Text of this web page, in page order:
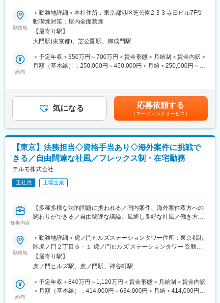
徹底。メリハリのある職場環境づくりを推進
■当社について：
現千円札にも描かれている「北里柴三郎」が発起人となり、1921
体温計製造からスタートし、今では5万点以上の製品を160以上の
国と地域に展開している総合医療機器メーカーです。「医療を通
77％、世界160の国と地域に展開するグローバル総合医療機器メ
ーカーへと成長しました。2022年度からの5か年成長戦略
「GS26」では、「デバイスからソリューションへ」という中長期
ビジョンを掲げ、医療課題への革新的かつ包括的なソリューショ
ンを提供することで、社会価値の創造に貢献し企業価値の最大化
を目指します
変更の範囲：会社の定める業務
提供◆◇
■業務概要：
当社の市場営業部にて、診療所、美容院、機能性食品チャネル、
ECプラットフォームなどの潜在顧客を探索・開拓をお任せしま
す。
既存顧客を定期的に訪問し、長期的な協力関係を維持するととも
■業務詳細：
＜製品プロモーションおよび営業実行＞
当社の再生医療製品、生物製剤、アンチエイジング製品および長
販売プロセスを実行します。
＜市場情報の収集＞
競合製品、価格変動、顧客フィードバック、同種製品や社内チー
ムからの市場動向を調査します。
上司を補佐し、営業戦略、商品構成、販促企画の最適化を支援し
ます。
＜営業データ管理＞
個人の営業進捗を管理し、CRMシステム、営業日報、月報を定期
的に記入します。
アフターサービス、請求処理、入金確認などの基本業務を補助し
＜展示会およびプロモーション活動＞
業界展示会、学会、顧客体験イベントなどの現場プロモーション
活動に参加します。
地域の市場活動、診療所・健康サロン・美容サロンとの共同プロ
■キャリアパス：
勤務地
＜勤務地詳細＞本社住所：東京都港区芝公園2-3-3 寺田ビル7F受
動喫煙対策：屋内全面禁煙
【最寄り駅】
大門駅(東京都)、芝公園駅、御成門駅
給与
＜予定年収＞350万円～700万円＜賃金形態＞月給制＜賃金内訳＞
月額（基本給）：250,000円～450,000円＜月給＞250,000円～
賃金はあくまでも目安の金額であり、選考を通じて上下する可能
性があります。月給(月額)は固定手当を含めた表記です。
気になる 応募依頼する
（エージェントサービス）
【東京】法務担当◇資格手当あり◇海外案件に挑戦で
きる／自由闊達な社風／フレックス制・在宅勤務
テルモ株式会社
正社員 上場企業
仕事内容
【多種多様な法的問題に携われる／国内案件、海外案件双方への
関わりができる／自由闊達な議論、風通し良好な社風／働き方◎
■業務概要：
・企業買収、資本出資など国内外の各種投資や提携案件支援
・製品供給契約、代理店契約、業務委託契約などの契約審査を中
心とする契約リスク管理
・国内における訴訟の追行、裁判外紛争への対応
・グループ内の訴訟・紛争のモニタリング
・独禁法、個人情報保護法、金商法などの法律問題に関するアド
勤務地
＜勤務地詳細＞虎ノ門ヒルズステーションタワー住所：東京都港
区虎ノ門２丁目６－１ 虎ノ門ヒルズ ステーションタワー 受動喫
煙対策：敷地内喫煙可能場所あり変更の範囲：会社の定める事業
所（リモートワーク含む）
【最寄り駅】
虎ノ門ヒルズ駅、虎ノ門駅、神谷町駅
給与
＜予定年収＞840万円～1,120万円＜賃金形態＞月給制＜賃金内訳
＞月額（基本給）：414,000円～634,000円＜月給＞414,000円～